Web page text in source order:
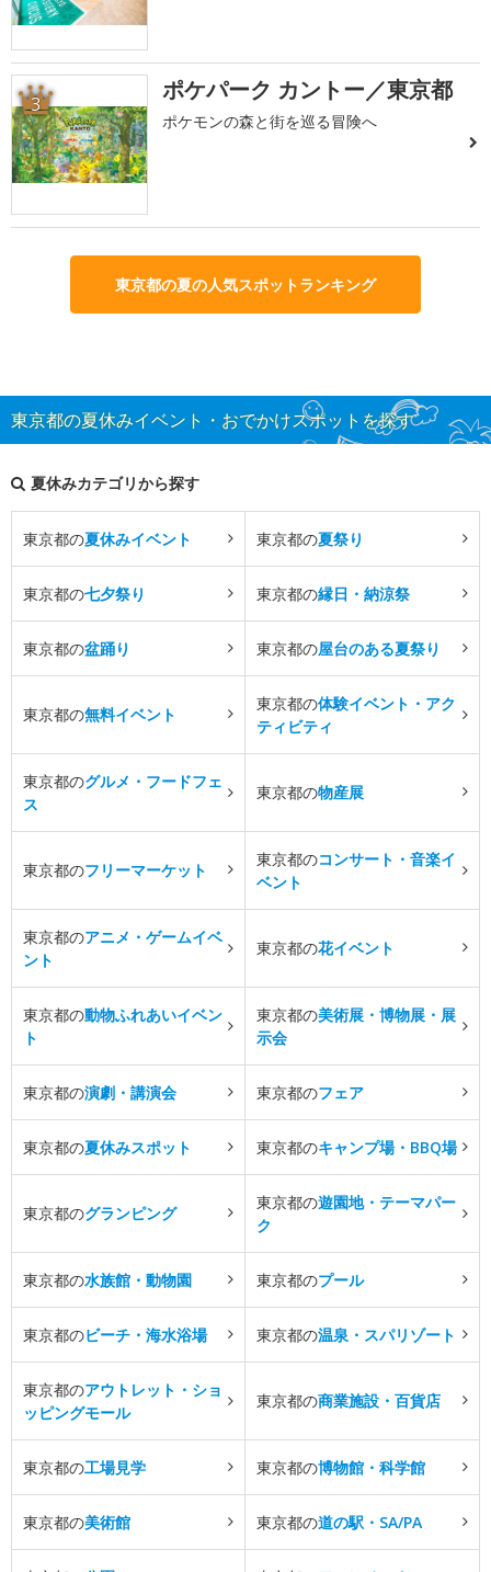
3 ポケパーク カントー／東京都
ポケモンの森と街を巡る冒険へ
東京都の夏の人気スポットランキング
東京都の夏休みイベント・おでかけスポットを探す
夏休みカテゴリから探す
東京都の夏休みイベント 東京都の夏祭り
東京都の七夕祭り 東京都の縁日・納涼祭
東京都の盆踊り 東京都の屋台のある夏祭り
東京都の無料イベント
東京都の体験イベント・アク
ティビティ
東京都のグルメ・フードフェ
ス
東京都の物産展
東京都のフリーマーケット
東京都のコンサート・音楽イ
ベント
東京都のアニメ・ゲームイベ
ント
東京都の花イベント
東京都の動物ふれあいイベン
ト
東京都の美術展・博物展・展
示会
東京都の演劇・講演会 東京都のフェア
東京都の夏休みスポット 東京都のキャンプ場・BBQ場
東京都のグランピング
東京都の遊園地・テーマパー
ク
東京都の水族館・動物園 東京都のプール
東京都のビーチ・海水浴場 東京都の温泉・スパリゾート
東京都のアウトレット・ショ
ッピングモール
東京都の商業施設・百貨店
東京都の工場見学 東京都の博物館・科学館
東京都の美術館 東京都の道の駅・SA/PA